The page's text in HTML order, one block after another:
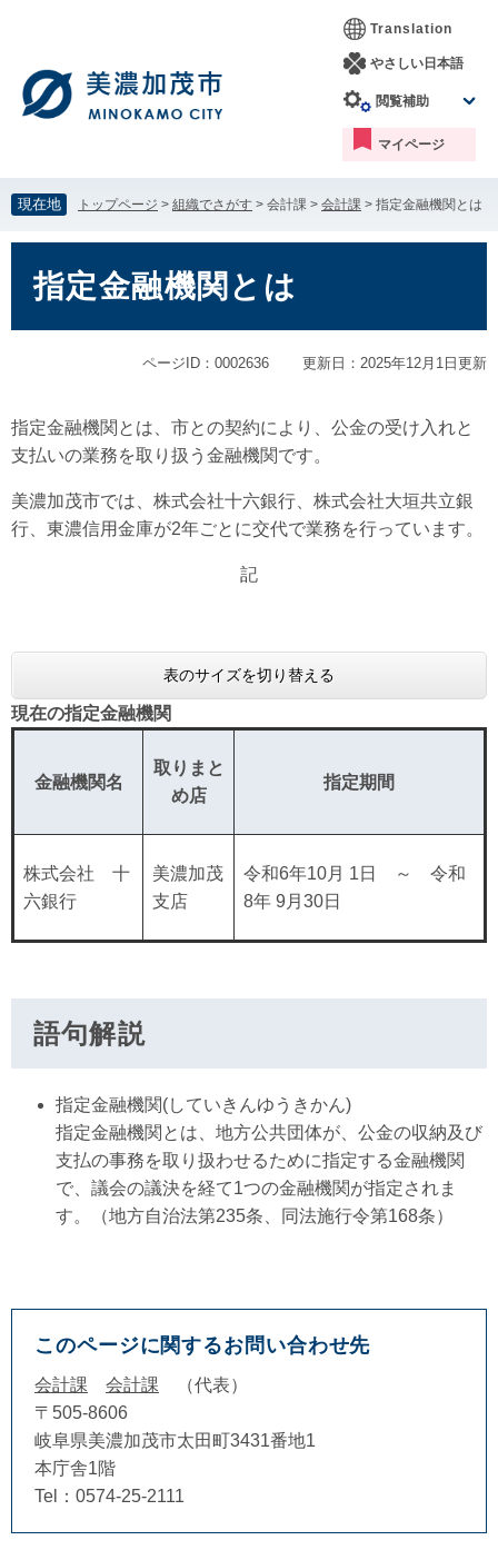
す。
し
て
本
文
Translation
やさしい日本語
閲覧補助
マイページ
現在地 トップページ > 組織でさがす > 会計課 > 会計課 > 指定金融機関とは
指定金融機関とは
ページID：0002636 更新日：2025年12月1日更新
指定金融機関とは、市との契約により、公金の受け入れと
支払いの業務を取り扱う金融機関です。
美濃加茂市では、株式会社十六銀行、株式会社大垣共立銀
行、東濃信用金庫が2年ごとに交代で業務を行っています。
記
表のサイズを切り替える
現在の指定金融機関
金融機関名
取りまと
め店
指定期間
株式会社 十
六銀行
美濃加茂
支店
令和6年10月 1日 ～ 令和
8年 9月30日
語句解説
指定金融機関(していきんゆうきかん)
指定金融機関とは、地方公共団体が、公金の収納及び
支払の事務を取り扱わせるために指定する金融機関
で、議会の議決を経て1つの金融機関が指定されま
す。（地方自治法第235条、同法施行令第168条）
このページに関するお問い合わせ先
会計課 会計課
代表
〒505-8606
岐阜県美濃加茂市太田町3431番地1
本庁舎1階
Tel：0574-25-2111